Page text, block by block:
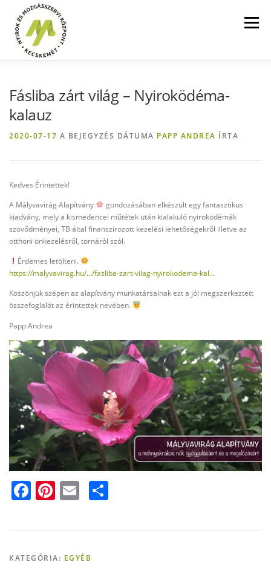
tartalomhoz
Menü
HÍRCSATORNÁK
Fásliba zárt világ – Nyiroködéma-
kalauz
2020-07-17 A BEJEGYZÉS DÁTUMA PAPP ANDREA ÍRTA
Kedves Érintettek!
A Mályvavirág Alapítvány
gondozásában elkészült egy fantasztikus
kiadvány, mely a kismedencei műtétek után kialakuló nyiroködémák
szövődményei, TB által finanszírozott kezelési lehetőségekről illetve az
otthoni önkezelésről, tornáról szól.
Érdemes letölteni.
https://malyvavirag.hu/…/fasliba-zart-vilag-nyirokodema-kal…
Köszönjük szépen az alapítvány munkatársainak ezt a jól megszerkeztett
összefoglalót az érintettek nevében.
Papp Andrea
Facebook
Pinterest
Email
KATEGÓRIA: EGYÉB